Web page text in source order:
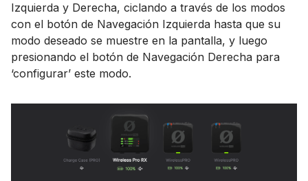
Izquierda y Derecha, ciclando a través de los modos
con el botón de Navegación Izquierda hasta que su
modo deseado se muestre en la pantalla, y luego
presionando el botón de Navegación Derecha para
‘configurar’ este modo.